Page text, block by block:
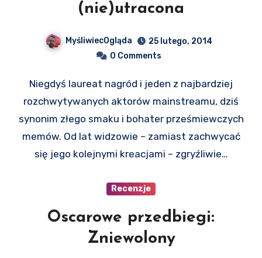
(nie)utracona
MyśliwiecOgląda
25 lutego, 2014
0 Comments
Niegdyś laureat nagród i jeden z najbardziej
rozchwytywanych aktorów mainstreamu, dziś
synonim złego smaku i bohater prześmiewczych
memów. Od lat widzowie – zamiast zachwycać
się jego kolejnymi kreacjami – zgryźliwie…
Recenzje
Oscarowe przedbiegi:
Zniewolony